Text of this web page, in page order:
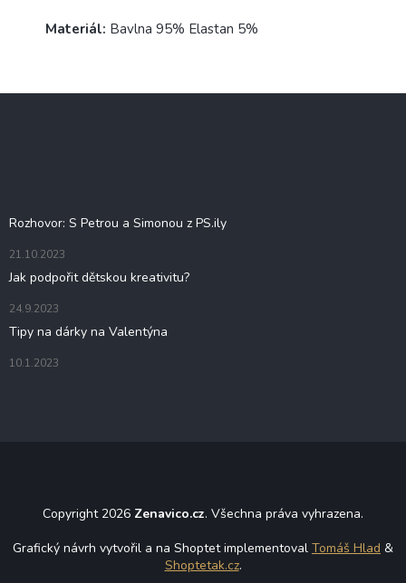
Materiál: Bavlna 95% Elastan 5%
Rozhovor: S Petrou a Simonou z PS.ily
21.10.2023
Jak podpořit dětskou kreativitu?
24.9.2023
Tipy na dárky na Valentýna
10.1.2023
Copyright 2026 Zenavico.cz. Všechna práva vyhrazena.
Grafický návrh vytvořil a na Shoptet implementoval Tomáš Hlad &
Shoptetak.cz.